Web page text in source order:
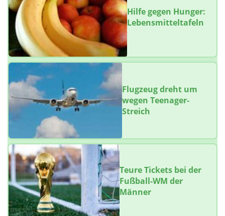
Hilfe gegen Hunger:
Lebensmitteltafeln
Flugzeug dreht um
wegen Teenager-
Streich
Teure Tickets bei der
Fußball-WM der
Männer